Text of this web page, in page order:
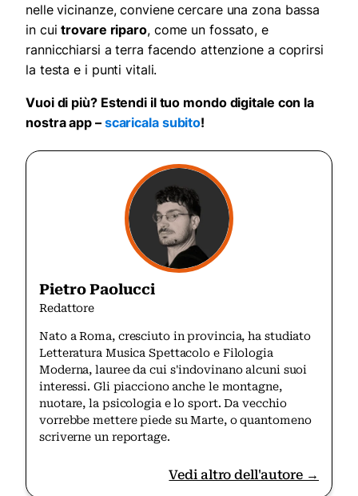
nelle vicinanze, conviene cercare una zona bassa
in cuitrovare riparo, come un fossato, e
rannicchiarsi a terra facendo attenzione a coprirsi
la testa e i punti vitali.
Vuoi di più? Estendi il tuo mondo digitale con la
nostra app – scaricala subito!
Pietro Paolucci
Redattore
Nato a Roma, cresciuto in provincia, ha studiato
Letteratura Musica Spettacolo e Filologia
Moderna, lauree da cui s'indovinano alcuni suoi
interessi. Gli piacciono anche le montagne,
nuotare, la psicologia e lo sport. Da vecchio
vorrebbe mettere piede su Marte, o quantomeno
scriverne un reportage.
Vedi altro dell'autore →